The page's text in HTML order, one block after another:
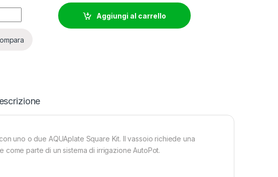
- SOTTOVASO - 1 POT SYSTEM quantity
Aggiungi al carrello
uno o due AQUAplate Square Kit. Il vassoio richiede una
parte di un sistema di irrigazione AutoPot.